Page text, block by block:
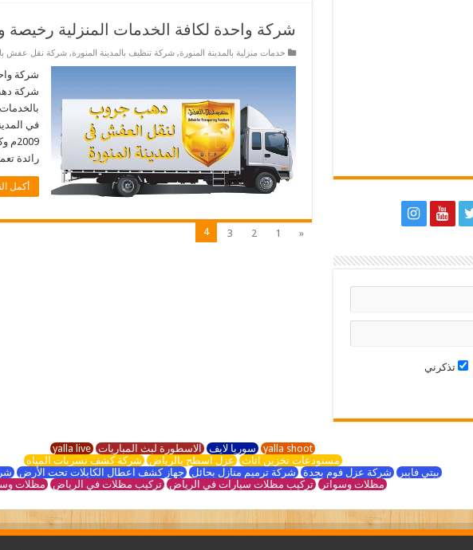
شركة واحدة لكافة الخدمات المنزلية رخيصة
خدمات منزلية بالمدينة المنورة,شركة تنظيف بالمدينة المنورة,شركة نقل عفش
شركة
شركة
في
رائدة
أكمل
«
1
2
3
4
تذكرني
yalla shoot سوريا لايف الاسطورة لبث المباريات yalla live
مستودعات تخزين اثاث عزل اسطح بالرياض شركة كشف تسربات المياه
بيتي فايبر شركة عزل فوم بجدة شركة ترميم منازل بحائل جهاز كشف اعطال الكابلات تحت الأرض
مظلات وسواتر تركيب مظلات سيارات في الرياض تركيب مظلات في الرياض مظلات